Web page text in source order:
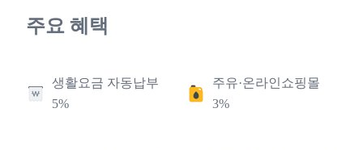
주요 혜택
생활요금 자동납부
5%
주유·온라인쇼핑몰
3%